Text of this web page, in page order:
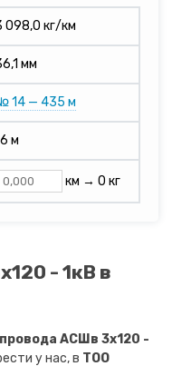
098,0 кг/км
мм
14 — 435 м
м
км → 0 кг
- 1кВ в
АСШв 3х120 -
у нас, в ТОО